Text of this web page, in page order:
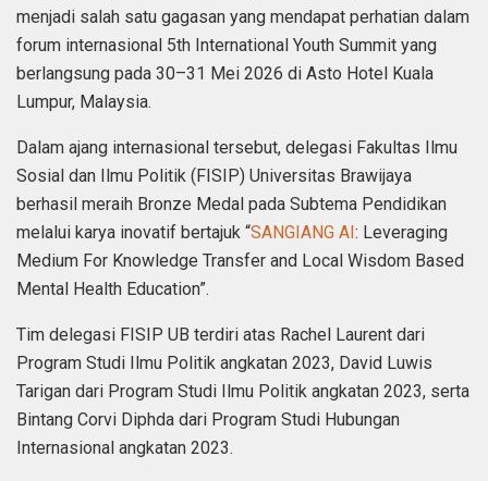
menjadi salah satu gagasan yang mendapat perhatian dalam
forum internasional 5th International Youth Summit yang
berlangsung pada 30–31 Mei 2026 di Asto Hotel Kuala
Lumpur, Malaysia.
Dalam ajang internasional tersebut, delegasi Fakultas Ilmu
Sosial dan Ilmu Politik (FISIP) Universitas Brawijaya
berhasil meraih Bronze Medal pada Subtema Pendidikan
melalui karya inovatif bertajuk “SANGIANG AI: Leveraging
Medium For Knowledge Transfer and Local Wisdom Based
Mental Health Education”.
Tim delegasi FISIP UB terdiri atas Rachel Laurent dari
Program Studi Ilmu Politik angkatan 2023, David Luwis
Tarigan dari Program Studi Ilmu Politik angkatan 2023, serta
Bintang Corvi Diphda dari Program Studi Hubungan
Internasional angkatan 2023.